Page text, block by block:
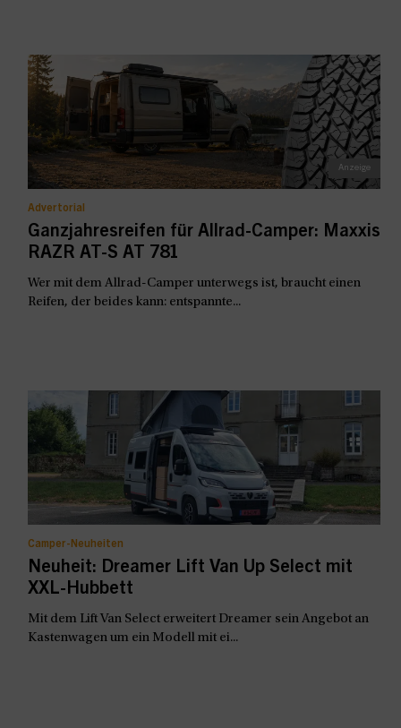
Advertorial
Ganzjahresreifen für Allrad-Camper: Maxxis
RAZR AT-S AT 781
Wer mit dem Allrad-Camper unterwegs ist, braucht einen
Reifen, der beides kann: entspannte...
Camper-Neuheiten
Neuheit: Dreamer Lift Van Up Select mit
XXL-Hubbett
Mit dem Lift Van Select erweitert Dreamer sein Angebot an
Kastenwagen um ein Modell mit ei...